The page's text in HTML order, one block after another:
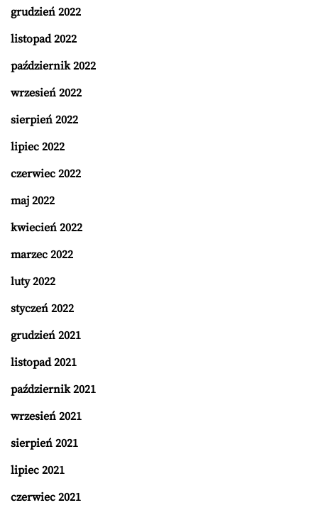
grudzień 2022
listopad 2022
październik 2022
wrzesień 2022
sierpień 2022
lipiec 2022
czerwiec 2022
maj 2022
kwiecień 2022
marzec 2022
luty 2022
styczeń 2022
grudzień 2021
listopad 2021
październik 2021
wrzesień 2021
sierpień 2021
lipiec 2021
czerwiec 2021